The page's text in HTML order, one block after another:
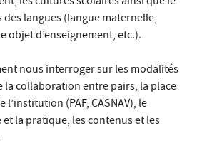
langues (langue maternelle,
objet d’enseignement, etc.).
nous interroger sur les modalités
la collaboration entre pairs, la place
(PAF, CASNAV), le
la pratique, les contenus et les